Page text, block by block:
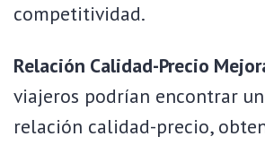
competitividad.
Relación Calidad-Precio
viajeros podrían encontrar
relación calidad-precio,